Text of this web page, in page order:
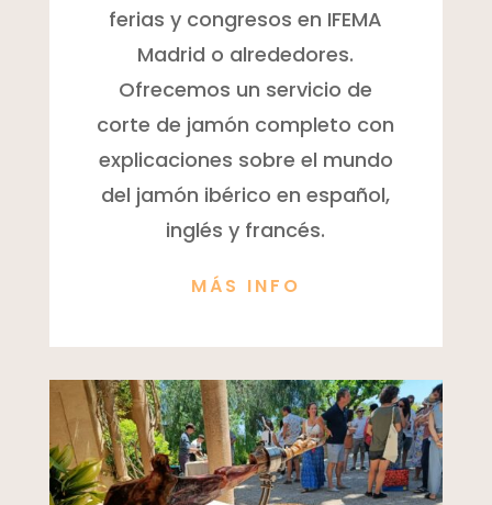
ferias y congresos en IFEMA
Madrid o alrededores.
Ofrecemos un servicio de
corte de jamón completo con
explicaciones sobre el mundo
del jamón ibérico en español,
inglés y francés.
MÁS INFO